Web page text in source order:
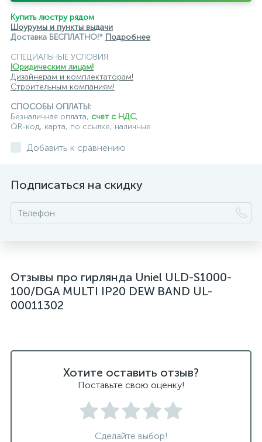
Купить люстру рядом
Шоурумы и пункты выдачи
Доставка БЕСПЛАТНО!* Подробнее
СПЕЦИАЛЬНЫЕ УСЛОВИЯ:
Юридическим лицам!
Дизайнерам и комплектаторам!
Строительным компаниям!
СПОСОБЫ ОПЛАТЫ:
Безналичная оплата, счет с НДС,
QR-код, карта, по ссылке, наличные
Добавить к сравнению
Подписаться на скидку
Отзывы про гирлянда Uniel ULD-S1000-
100/DGA MULTI IP20 DEW BAND UL-
00011302
Хотите оставить отзыв?
Поставьте свою оценку!
Сделайте выбор!